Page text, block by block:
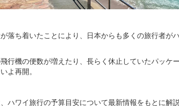
落ち着いたことにより、日本からも多くの旅行者が
行機の便数が増えたり、長らく休止していたパッケ
よ再開。
ハワイ旅行の予算目安について最新情報をもとに解説